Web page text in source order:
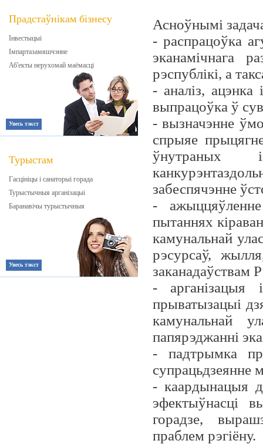
Прадстаўнікам бізнесу
Інвестыцыі
Імпартазамяшчэнне
Аб'екты нерухомай маёмасці
Увесь тэкст
Турыстам
Гасцініцы і санаторыі горада
Турыстычныя арганізацыі
Баранавічы турыстычныя
Увесь тэкст
Асноўнымі
- распрацоўка
эканамічнага
рэспублікі, а
- аналіз, ацэнка
выпрацоўка ў
- вызначэнне
спрыяе
ўнутраных
забеспячэнне
-
пытаннях
камунальнай
рэсурсаў,
заканадаўствам
- арганізацыя
прыватызацыі
камунальнай
папярэджанні
- падтрымка
супрацьдзеянне
- каардынацыя
эфектыўнасці
горадзе,
праблем рэгіёну.